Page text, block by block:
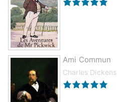
Ami Commun
Charles Dickens